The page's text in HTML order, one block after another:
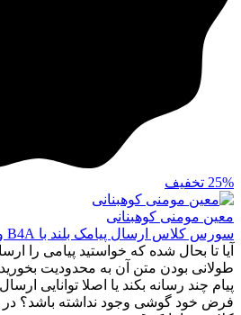
25% تخفیف
معین مومنی کوهبنانی
سورس کلاس ارسال پیامک بلند با B4A و نمونه کد آموزشی
آیا تا بحال شده که خواستید پیامی را
طولانی بودن متن آن به محدودیت
پیام چند رسانه بکند یا اصلا توانایی
فرض خود گوشی وجود نداشته باشد؟